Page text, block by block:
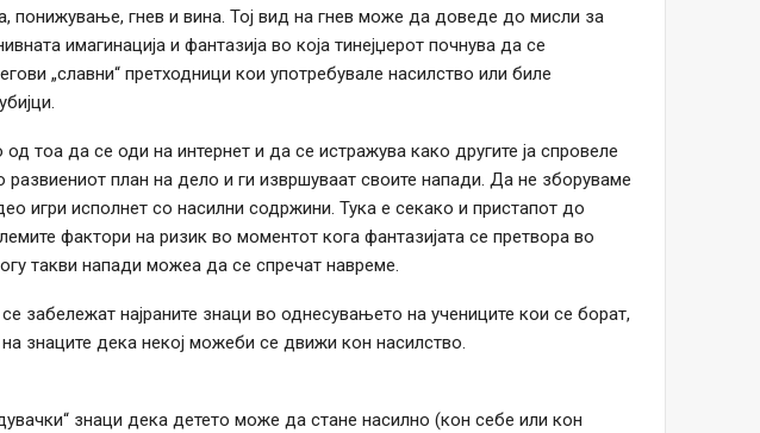
понижување, гнев и вина. Тој вид на гнев може да доведе до мисли за
имагинација и фантазија во која тинејџерот почнува да се
„славни“ претходници кои употребувале насилство или биле
тоа да се оди на интернет и да се истражува како другите ја спровеле
развиениот план на дело и ги извршуваат своите напади. Да не зборуваме
игри исполнет со насилни содржини. Тука е секако и пристапот до
фактори на ризик во моментот кога фантазијата се претвора во
такви напади можеа да се спречат навреме.
забележат најраните знаци во однесувањето на учениците кои се борат,
знаците дека некој можеби се движи кон насилство.
знаци дека детето може да стане насилно (кон себе или кон